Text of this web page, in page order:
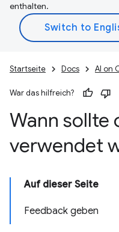
enthalten.
Startseite Docs AI on
War das hilfreich?
Wann sollte
verwendet
Auf dieser Seite
Feedback geben